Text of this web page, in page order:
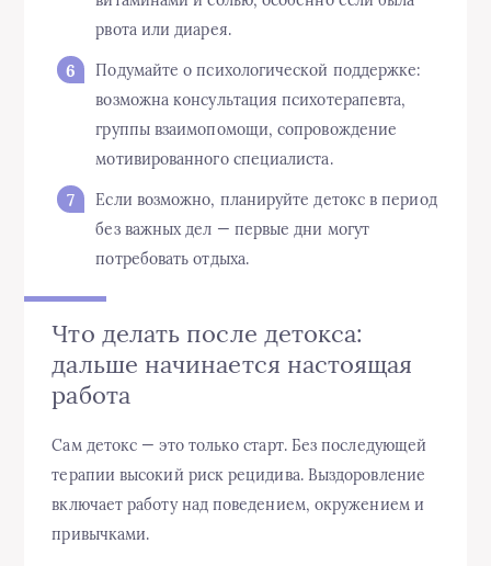
рвота или диарея.
Подумайте о психологической поддержке:
возможна консультация психотерапевта,
группы взаимопомощи, сопровождение
мотивированного специалиста.
Если возможно, планируйте детокс в период
без важных дел — первые дни могут
потребовать отдыха.
Что делать после детокса:
дальше начинается настоящая
работа
Сам детокс — это только старт. Без последующей
терапии высокий риск рецидива. Выздоровление
включает работу над поведением, окружением и
привычками.